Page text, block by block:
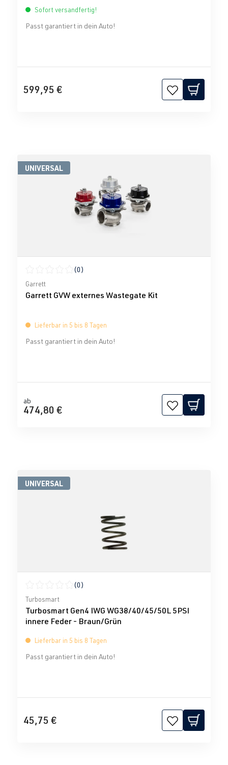
Sofort versandfertig!
Passt garantiert in dein Auto!
599,95 €
UNIVERSAL
Durchschnittliche Bewertung von 0 von 5 Sternen
(0)
Garrett
Garrett GVW externes Wastegate Kit
Lieferbar in 5 bis 8 Tagen
Passt garantiert in dein Auto!
ab
474,80 €
UNIVERSAL
Durchschnittliche Bewertung von 0 von 5 Sternen
(0)
Turbosmart
Turbosmart Gen4 IWG WG38/40/45/50L 5PSI
innere Feder - Braun/Grün
Lieferbar in 5 bis 8 Tagen
Passt garantiert in dein Auto!
45,75 €